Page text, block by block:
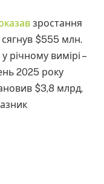
зростання
сягнув $555 млн.
річному вимірі –
2025 року
$3,8 млрд,